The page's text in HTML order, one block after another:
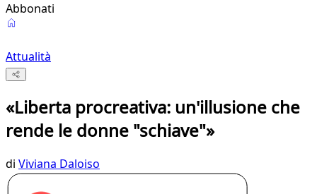
Abbonati
Attualità
«Liberta procreativa: un'illusione che
rende le donne "schiave"»
di Viviana Daloiso